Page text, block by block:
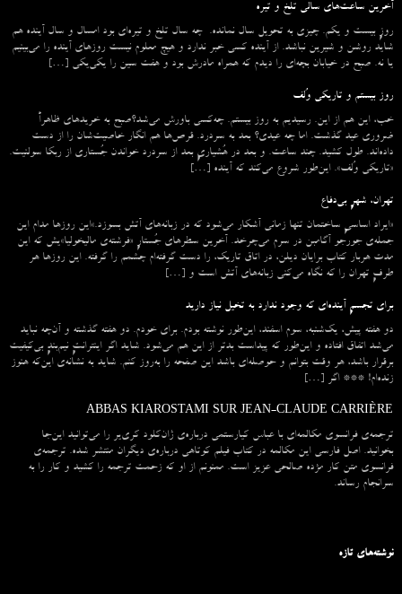
آخرین ساعت‌های سالی تلخ و تیره
روزِ بیست و یکم. چیزی به تحویل سال نمانده. چه سال تلخ و تیره‌ای بود امسال و سال آینده هم
شاید روشن و شیرین نباشد. از آینده کسی خبر ندارد و هیچ معلوم نیست روزهای آینده را می‌بینیم
یا نه. صبح در خیابان بچه‌ای را دیدم که همراه مادرش بود و هفت سین را یکی‌یکی […]
روز بیستم و تاریکی وُلف
خب، این هم از این. رسیدیم به روز بیستم. چه‌کسی باورش می‌شد؟صبح به خریدهای ظاهراً
ضروری عید گذشت. اما چه عیدی؟ بعد به سردرد. قرص‌ها هم انگار خاصیت‌شان را از دست
داده‌اند. طول کشید. چند ساعت. و بعد در هُشیاریِ بعد از سردرد خواندن جُستاری از ربکا سولنیت.
«تاریکی وُلف». این‌طور شروع می‌‌کند که آینده […]
تهران، شهرِ بی‌دفاع
«ایراد اساسیِ ساختمان تنها زمانی آشکار می‌شود که در زبانه‌‌های آتش بسوزد.»این روزها مدام این
جمله‌ی جورجو آگامبن در سرم می‌چرخد. آخرین سطرهای جُستارِ «فرشته‌ی مالیخولیا»یش که این
مدت هربار کتاب برایان دیلن، در اتاق تاریک، را دست گرفته‌ام چشمم را گرفته. این روزها هر
طرفِ تهران را که نگاه می‌کنی زبانه‌های آتش است و […]
برای تجسمِ آینده‌ای که وجود ندارد به تخیل نیاز دارید
دو هفته پیش، یک‌شنبه، سوم اسفند، این‌طور نوشته بودم. برای خودم. دو هفته گذشته و آن‌چه نباید
می‌شد اتفاق افتاده و این‌طور که پیداست بدتر از این هم می‌شود. شاید اگر اینترانتِ نیم‌بندِ بی‌کیفیت
برقرار باشد، هر وقت بتوانم و حوصله‌ای باشد این صفحه را به‌روز کنم. شاید به نشانه‌ی این‌که هنوز
زنده‌ام! *** اگر […]
ABBAS KIAROSTAMI SUR JEAN-CLAUDE CARRIÈRE
ترجمه‌ی فرانسوی مکالمه‌ای با عباس کیارستمی درباره‌ی ژان‌کلود کری‌یر را می‌توانید این‌جا
بخوانید. اصل فارسی این مکالمه در کتاب فیلم کوتاهی درباره‌ی دیگران منتشر شده. ترجمه‌ی
فرانسوی متن کار مژده صالحی عزیز است. ممنونم از او که زحمت ترجمه را کشید و کار را به
سرانجام رساند.
نوشته‌های تازه